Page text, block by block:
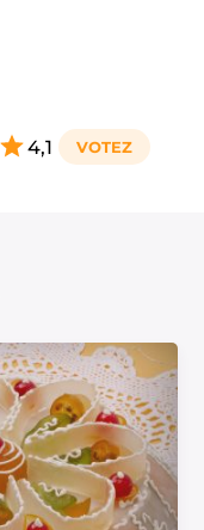
4,1